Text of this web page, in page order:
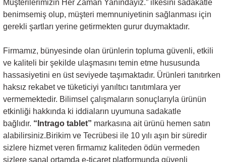
Müşterilerimizin Her Zaman Yanındayız.” ilkesini sadakatle
benimsemiş olup, müşteri memnuniyetinin sağlanması için
gerekli şartları yerine getirmekten gurur duymaktadır.
Firmamız, bünyesinde olan ürünlerin topluma güvenli, etkili
ve kaliteli bir şekilde ulaşmasını temin etme hususunda
hassasiyetini en üst seviyede taşımaktadır. Ürünleri tanıtırken
haksız rekabet ve tüketiciyi yanıltıcı tanıtımlara yer
vermemektedir. Bilimsel çalışmaların sonuçlarıyla ürünün
etkinliği hakkında ki iddiaların uyumuna sadakatle
bağlıdır. “Intrago tablet” markasına ait ürünü hemen satın
alabilirsiniz.Birikim ve Tecrübesi ile 10 yılı aşın bir süredir
sizlere hizmet veren firmamız kaliteden ödün vermeden
sizlere sanal ortamda e-ticaret platformunda güvenli